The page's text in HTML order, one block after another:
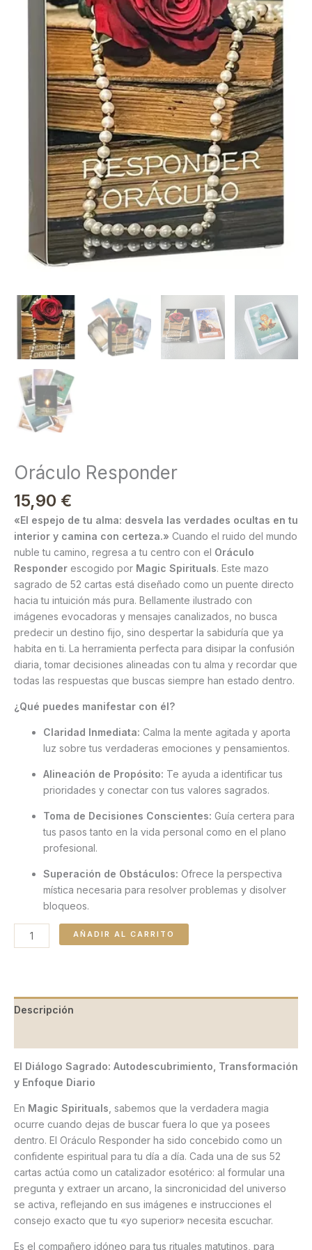
Oráculo Responder
15,90 €
«El espejo de tu alma: desvela las verdades ocultas en tu
interior y camina con certeza.» Cuando el ruido del mundo
nuble tu camino, regresa a tu centro con el Oráculo
Responder escogido por Magic Spirituals. Este mazo
sagrado de 52 cartas está diseñado como un puente directo
hacia tu intuición más pura. Bellamente ilustrado con
imágenes evocadoras y mensajes canalizados, no busca
predecir un destino fijo, sino despertar la sabiduría que ya
habita en ti. La herramienta perfecta para disipar la confusión
diaria, tomar decisiones alineadas con tu alma y recordar que
todas las respuestas que buscas siempre han estado dentro.
¿Qué puedes manifestar con él?
Claridad Inmediata: Calma la mente agitada y aporta
luz sobre tus verdaderas emociones y pensamientos.
Alineación de Propósito: Te ayuda a identificar tus
prioridades y conectar con tus valores sagrados.
Toma de Decisiones Conscientes: Guía certera para
tus pasos tanto en la vida personal como en el plano
profesional.
Superación de Obstáculos: Ofrece la perspectiva
mística necesaria para resolver problemas y disolver
bloqueos.
AÑADIR AL CARRITO
Descripción
El Diálogo Sagrado: Autodescubrimiento, Transformación
y Enfoque Diario
En Magic Spirituals , sabemos que la verdadera magia
ocurre cuando dejas de buscar fuera lo que ya posees
dentro. El Oráculo Responder ha sido concebido como un
confidente espiritual para tu día a día. Cada una de sus 52
cartas actúa como un catalizador esotérico: al formular una
pregunta y extraer un arcano, la sincronicidad del universo
se activa, reflejando en sus imágenes e instrucciones el
consejo exacto que tu «yo superior» necesita escuchar.
Es el compañero idóneo para tus rituales matutinos, para